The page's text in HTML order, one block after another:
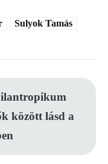
Sulyok Tamás
között lásd a